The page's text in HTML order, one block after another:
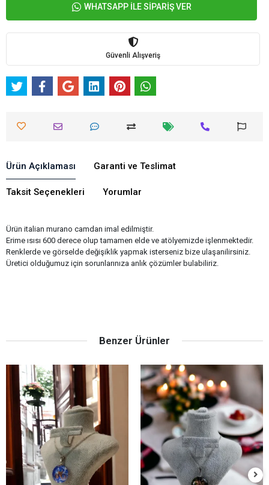
WHATSAPP İLE SİPARİŞ VER
Güvenli Alışveriş
Ürün Açıklaması Garanti ve Teslimat
Taksit Seçenekleri Yorumlar
Ürün italian murano camdan imal edilmiştir.
Erime ısısı 600 derece olup tamamen elde ve atölyemizde işlenmektedir.
Renklerde ve görselde değişiklik yapmak isterseniz bize ulaşanilirsiniz.
Üretici olduğumuz için sorunlarınıza anlık çözümler bulabiliriz.
Benzer Ürünler